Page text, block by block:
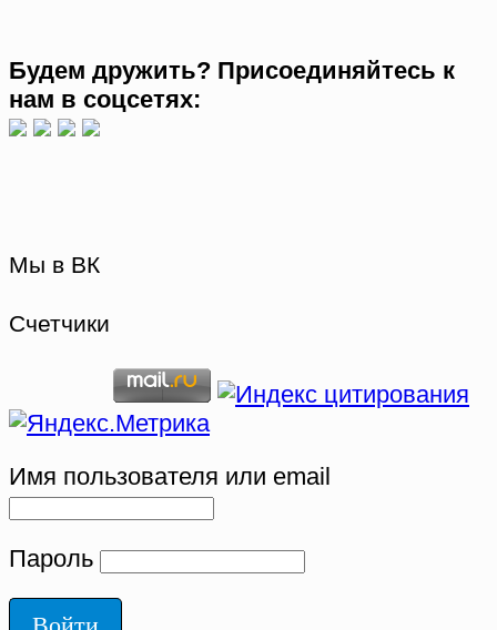
Будем дружить? Присоединяйтесь к
нам в соцсетях:
Мы в ВК
Счетчики
Имя пользователя или email
Пароль